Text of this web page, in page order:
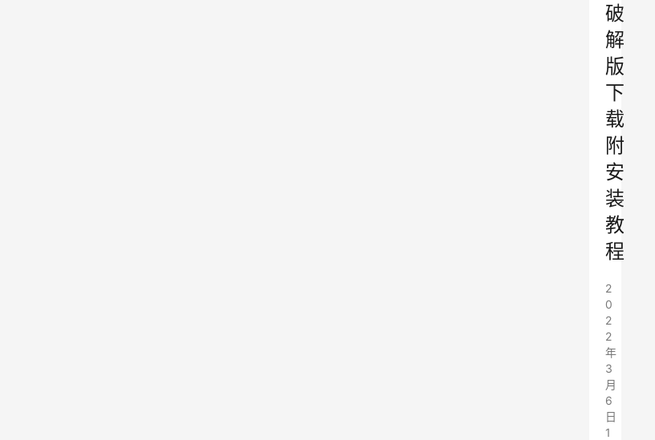
破
解
版
下
载
附
安
装
教
程
2
0
2
2
年
3
月
6
日
1